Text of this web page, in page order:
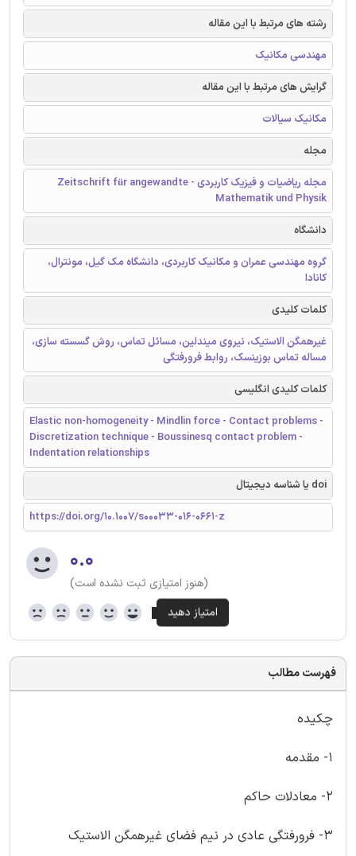
رشته های مرتبط با این مقاله
مهندسی مکانیک
گرایش های مرتبط با این مقاله
مکانیک سیالات
مجله
مجله ریاضیات و فیزیک کاربردی - Zeitschrift für angewandte
Mathematik und Physik
دانشگاه
گروه مهندسی عمران و مکانیک کاربردی، دانشگاه مک گیل، مونترال،
کانادا
کلمات کلیدی
غیرهمگن الاستیک، نیروی میندلین، مسائل تماس، روش گسسته سازی،
مساله تماس بوزینسک، روابط فرورفتگی
کلمات کلیدی انگلیسی
Elastic non-homogeneity - Mindlin force - Contact problems -
Discretization technique - Boussinesq contact problem -
Indentation relationships
doi یا شناسه دیجیتال
https://doi.org/10.1007/s00033-016-0661-z
۰.۰
(هنوز امتیازی ثبت نشده است)
فهرست مطالب
چکیده
1- مقدمه
2- معادلات حاکم
3- فرورفتگی عادی در نیم فضای غیرهمگن الاستیک